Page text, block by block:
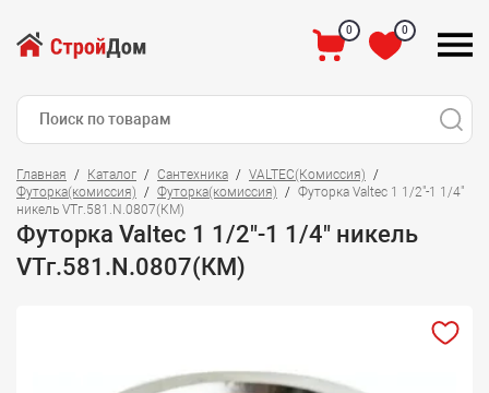
0 0
Главная Каталог Сантехника
VALTEC(Комиссия)
Футорка(комиссия)
Футорка(комиссия)
Футорка Valtec 1 1/2"-1 1/4"
никель VTг.581.N.0807(КМ)
Футорка Valtec 1 1/2"-1 1/4" никель
VTг.581.N.0807(КМ)